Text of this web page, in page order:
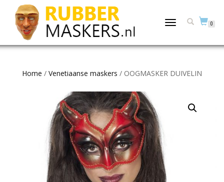
TOGGLE
0
Home / Venetiaanse maskers / OOGMASKER DUIVELIN